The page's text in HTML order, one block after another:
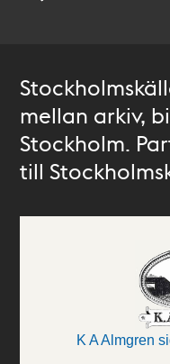
mellan arkiv,
Stockholm.
till
K A Almgren